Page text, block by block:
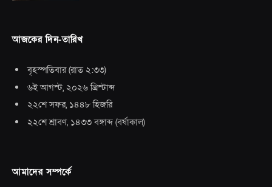
আজকের দিন-তারিখ
বৃহস্পতিবার(রাত ২:৩৩)
৬ই আগস্ট, ২০২৬ খ্রিস্টাব্দ
২২শে সফর, ১৪৪৮ হিজরি
২২শে শ্রাবণ, ১৪৩৩ বঙ্গাব্দ (বর্ষাকাল)
আমাদের সম্পর্কে